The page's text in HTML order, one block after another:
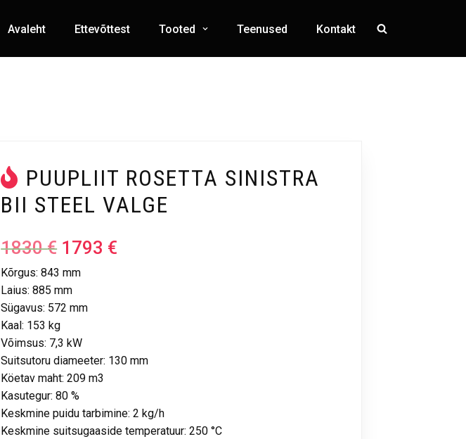
Avaleht Ettevõttest Tooted Teenused Kontakt
PUUPLIIT ROSETTA SINISTRA
BII STEEL VALGE
1830€ 1793 €
Kõrgus: 843 mm
Laius: 885 mm
Sügavus: 572 mm
Kaal: 153 kg
Võimsus: 7,3 kW
Suitsutoru diameeter: 130 mm
Köetav maht: 209 m3
Kasutegur: 80 %
Keskmine puidu tarbimine: 2 kg/h
Keskmine suitsugaaside temperatuur: 250 °C